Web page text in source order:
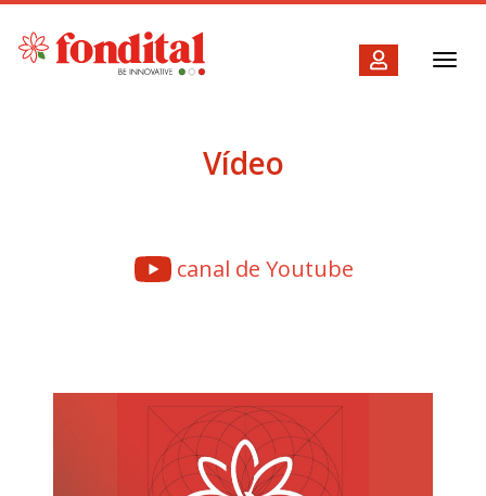
Vídeo
canal de Youtube